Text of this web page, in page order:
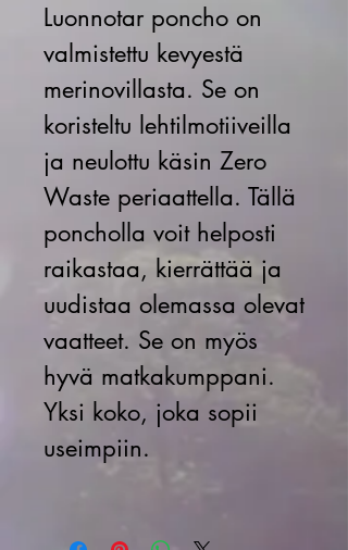
Luonnotar poncho on
valmistettu kevyestä
merinovillasta. Se on
koristeltu lehtilmotiiveilla
ja neulottu käsin Zero
Waste periaattella. Tällä
poncholla voit helposti
raikastaa, kierrättää ja
uudistaa olemassa olevat
vaatteet. Se on myös
hyvä matkakumppani.
Yksi koko, joka sopii
useimpiin.